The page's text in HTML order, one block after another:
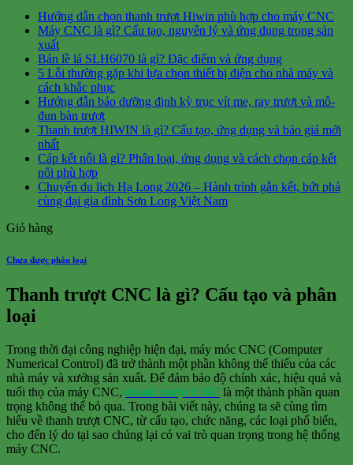
Hướng dẫn chọn thanh trượt Hiwin phù hợp cho máy CNC
Máy CNC là gì? Cấu tạo, nguyên lý và ứng dụng trong sản
xuất
Bản lề lá SLH6070 là gì? Đặc điểm và ứng dụng
5 Lỗi thường gặp khi lựa chọn thiết bị điện cho nhà máy và
cách khắc phục
Hướng đẫn bảo dưỡng định kỳ trục vít me, ray trượt và mô-
đun bàn trượt
Thanh trượt HIWIN là gì? Cấu tạo, ứng dụng và báo giá mới
nhất
Cáp kết nối là gì? Phân loại, ứng dụng và cách chọn cáp kết
nối phù hợp
Chuyến du lịch Hạ Long 2026 – Hành trình gắn kết, bứt phá
cùng đại gia đình Sơn Long Việt Nam
Giỏ hàng
Chưa được phân loại
Thanh trượt CNC là gì? Cấu tạo và phân
loại
Trong thời đại công nghiệp hiện đại, máy móc CNC (Computer
Numerical Control) đã trở thành một phần không thể thiếu của các
nhà máy và xưởng sản xuất. Để đảm bảo độ chính xác, hiệu quả và
tuổi thọ của máy CNC, thanh trượt CNC là một thành phần quan
trọng không thể bỏ qua. Trong bài viết này, chúng ta sẽ cùng tìm
hiểu về thanh trượt CNC, từ cấu tạo, chức năng, các loại phổ biến,
cho đến lý do tại sao chúng lại có vai trò quan trọng trong hệ thống
máy CNC.